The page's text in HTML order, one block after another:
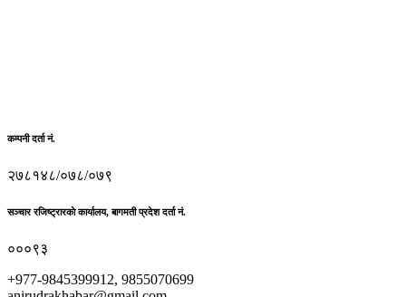
कम्पनी दर्ता नं.
२७८१४८/०७८/०७९
सञ्चार रजिष्ट्रारकाे कार्यालय, बागमती प्रदेश दर्ता नं.
०००९३
+977-9845399912, 9855070699